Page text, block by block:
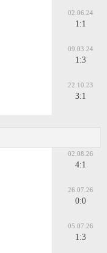
02.06.24
1:1
09.03.24
1:3
22.10.23
3:1
02.08.26
4:1
26.07.26
0:0
05.07.26
1:3